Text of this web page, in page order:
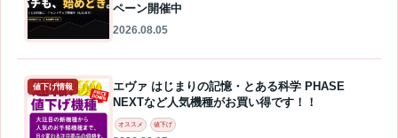
ペーン開催中
2026.08.05
値下げ情報
エヴァ はじまりの記憶・とある科学 PHASE
NEXTなど人気機種がお買い得です！！
オススメ 値下げ